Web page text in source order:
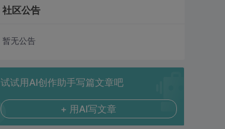
社区公告
暂无公告
试试用AI创作助手写篇文章吧
+ 用AI写文章